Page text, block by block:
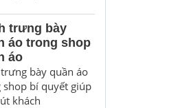
trưng bày
áo trong shop
áo
trưng bày quần áo
shop bí quyết giúp
khách